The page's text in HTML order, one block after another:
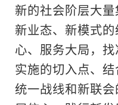
新的社会阶层大量
新业态、新模式
心、服务大局，
实施的切入点、
统一战线和新联